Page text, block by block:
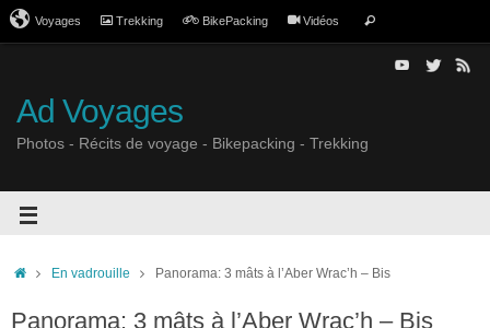
Voyages Trekking BikePacking Vidéos
Ad Voyages
Photos - Récits de voyage - Bikepacking - Trekking
En vadrouille Panorama: 3 mâts à l’Aber Wrac’h – Bis
Panorama: 3 mâts à l’Aber Wrac’h – Bis